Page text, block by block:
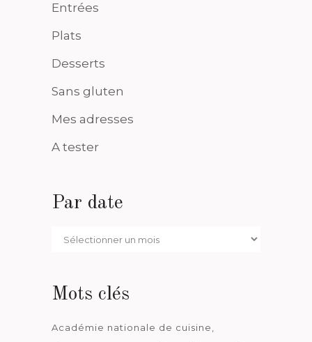
Entrées
Plats
Desserts
Sans gluten
Mes adresses
A tester
Par date
Par
Mots clés
Académie nationale de cuisine